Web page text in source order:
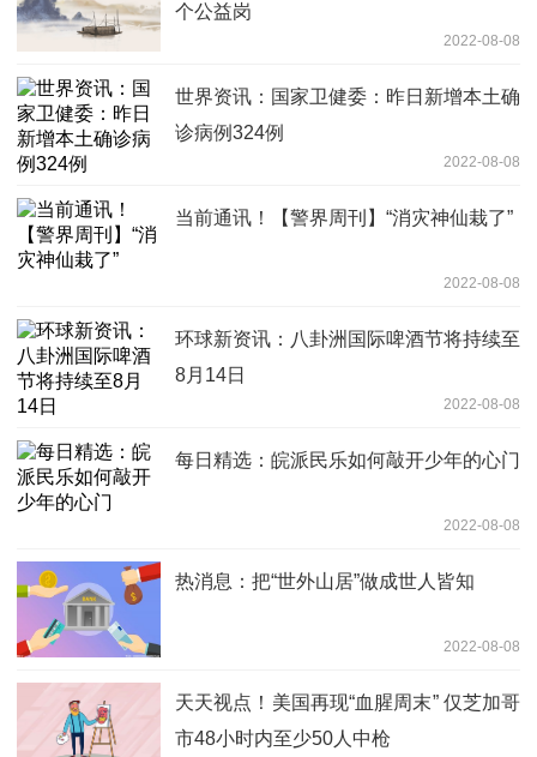
个公益岗
2022-08-08
世界资讯：国家卫健委：昨日新增本土确
诊病例324例
2022-08-08
当前通讯！【警界周刊】“消灾神仙栽了”
2022-08-08
环球新资讯：八卦洲国际啤酒节将持续至
8月14日
2022-08-08
每日精选：皖派民乐如何敲开少年的心门
2022-08-08
热消息：把“世外山居”做成世人皆知
2022-08-08
天天视点！美国再现“血腥周末” 仅芝加哥
市48小时内至少50人中枪